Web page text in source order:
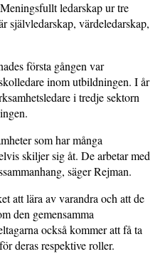
ledarskap ur tre
självledarskap, värdeledarskap,
första gången var
inom utbild­ningen. I år
i tredje sektorn
som har många
skiljer sig åt. De arbetar med
säger Rejman.
att lära av varandra och att de
den gemensamma
också kommer att få ta
deras respektive roller.